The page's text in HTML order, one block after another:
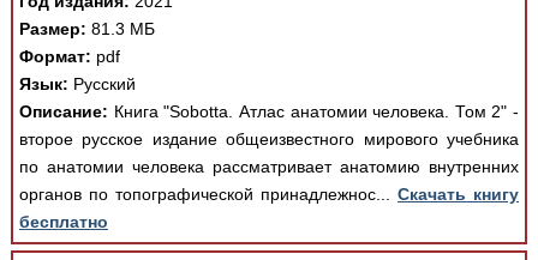
Размер: 81.3 МБ
Формат: pdf
Язык: Русский
Описание: Книга "Sobotta. Атлас анатомии человека. Том 2" -
второе русское издание общеизвестного мирового учебника
по анатомии человека рассматривает анатомию внутренних
органов по топографической принадлежнос...Скачать книгу
бесплатно